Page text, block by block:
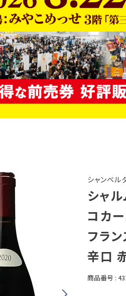
シャンベル
シャ
コカ
フラ
辛口
商品番号